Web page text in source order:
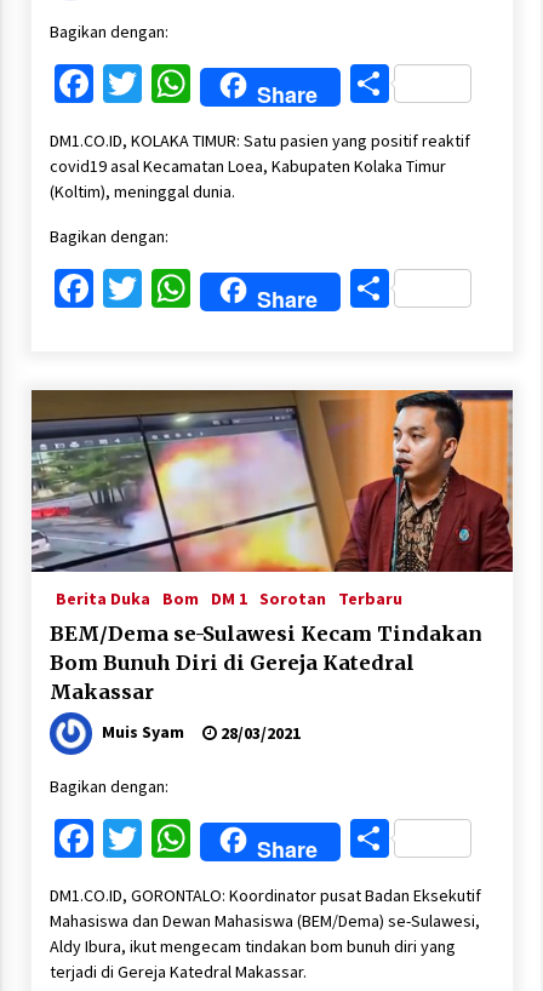
Bagikan dengan:
Facebook
Twitter
WhatsApp
Share Share
DM1.CO.ID, KOLAKA TIMUR: Satu pasien yang positif reaktif
covid19 asal Kecamatan Loea, Kabupaten Kolaka Timur
(Koltim), meninggal dunia.
Bagikan dengan:
Facebook
Twitter
WhatsApp
Share Share
Berita Duka Bom DM 1 Sorotan Terbaru
BEM/Dema se-Sulawesi Kecam Tindakan
Bom Bunuh Diri di Gereja Katedral
Makassar
Muis Syam 28/03/2021
Bagikan dengan:
Facebook
Twitter
WhatsApp
Share Share
DM1.CO.ID, GORONTALO: Koordinator pusat Badan Eksekutif
Mahasiswa dan Dewan Mahasiswa (BEM/Dema) se-Sulawesi,
Aldy Ibura, ikut mengecam tindakan bom bunuh diri yang
terjadi di Gereja Katedral Makassar.